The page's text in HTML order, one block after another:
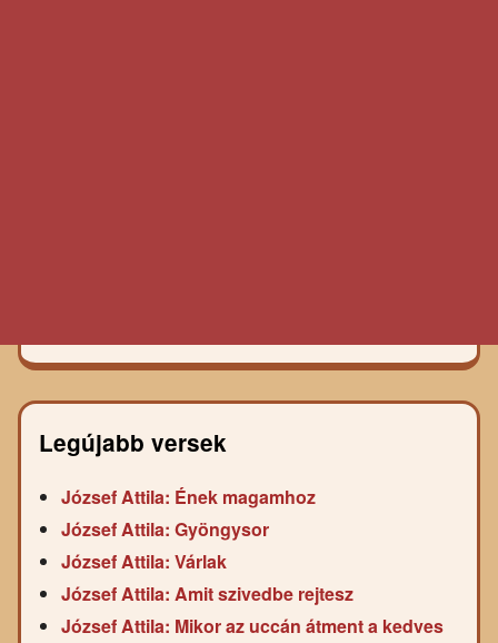
Legújabb versek
József Attila: Ének magamhoz
József Attila: Gyöngysor
József Attila: Várlak
József Attila: Amit szivedbe rejtesz
József Attila: Mikor az uccán átment a kedves